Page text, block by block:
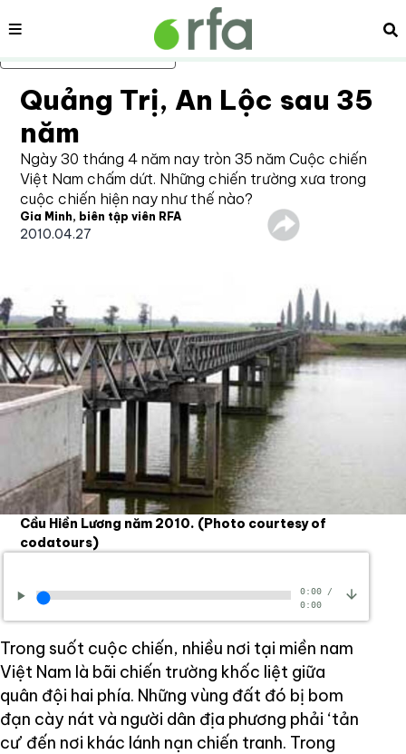
Bỏ qua nội dung chính
Nội dung
Quảng Trị, An Lộc sau 35
năm
Ngày 30 tháng 4 năm nay tròn 35 năm Cuộc chiến
Việt Nam chấm dứt. Những chiến trường xưa trong
cuộc chiến hiện nay như thế nào?
Gia Minh, biên tập viên RFA
2010.04.27
Cầu Hiền Lương năm 2010. (Photo courtesy of
codatours)
0:00/
0:00
Trong suốt cuộc chiến, nhiều nơi tại miền nam
Việt Nam là bãi chiến trường khốc liệt giữa
quân đội hai phía. Những vùng đất đó bị bom
đạn cày nát và người dân địa phương phải ‘tản
cư’ đến nơi khác lánh nạn chiến tranh. Trong